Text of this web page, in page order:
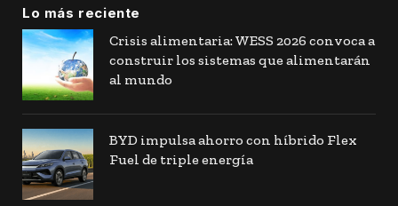
Lo más reciente
Crisis alimentaria: WESS 2026 convoca a
construir los sistemas que alimentarán
al mundo
BYD impulsa ahorro con híbrido Flex
Fuel de triple energía